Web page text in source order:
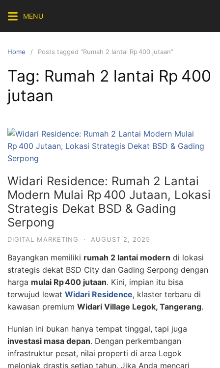
content
MENU
Home Posts tagged “Rumah 2 lantai Rp 400 jutaan”
Tag: Rumah 2 lantai Rp 400
jutaan
Widari Residence: Rumah 2 Lantai
Modern Mulai Rp 400 Jutaan, Lokasi
Strategis Dekat BSD & Gading
Serpong
DIGITAL MARKETING · AUGUST 2, 2025
Bayangkan memiliki rumah 2 lantai modern di lokasi
strategis dekat BSD City dan Gading Serpong dengan
harga mulai Rp 400 jutaan. Kini, impian itu bisa
terwujud lewat Widari Residence, klaster terbaru di
kawasan premium Widari Village Legok, Tangerang.
Hunian ini bukan hanya tempat tinggal, tapi juga
investasi masa depan. Dengan perkembangan
infrastruktur pesat, nilai properti di area Legok
melonjak drastis setiap tahun. Jika Anda mencari